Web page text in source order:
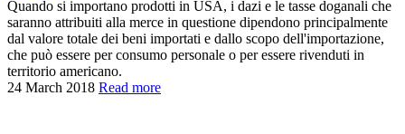
Quando si importano prodotti in USA, i dazi e le tasse doganali che
saranno attribuiti alla merce in questione dipendono principalmente
dal valore totale dei beni importati e dallo scopo dell'importazione,
che può essere per consumo personale o per essere rivenduti in
territorio americano.
24 March 2018 Read more